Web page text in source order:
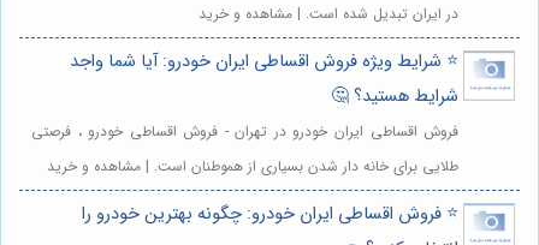
در ایران تبدیل شده است. | مشاهده و خرید
⭐️ شرایط ویژه فروش اقساطی ایران خودرو: آیا شما واجد
شرایط هستید؟ 🤔
فروش اقساطی ایران خودرو در تهران - فروش اقساطی خودرو ، فرصتی
طلایی برای خانه دار شدن بسیاری از هموطنان است. | مشاهده و خرید
⭐️ فروش اقساطی ایران خودرو: چگونه بهترین خودرو را